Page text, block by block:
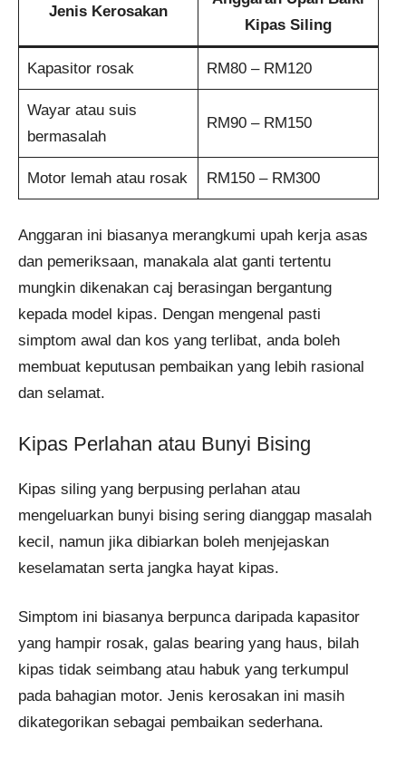
Jenis Kerosakan
Kipas Siling
Kapasitor rosak RM80 – RM120
Wayar atau suis
bermasalah
RM90 – RM150
Motor lemah atau rosak RM150 – RM300
Anggaran ini biasanya merangkumi upah kerja asas
dan pemeriksaan, manakala alat ganti tertentu
mungkin dikenakan caj berasingan bergantung
kepada model kipas. Dengan mengenal pasti
simptom awal dan kos yang terlibat, anda boleh
membuat keputusan pembaikan yang lebih rasional
dan selamat.
Kipas Perlahan atau Bunyi Bising
Kipas siling yang berpusing perlahan atau
mengeluarkan bunyi bising sering dianggap masalah
kecil, namun jika dibiarkan boleh menjejaskan
keselamatan serta jangka hayat kipas.
Simptom ini biasanya berpunca daripada kapasitor
yang hampir rosak, galas bearing yang haus, bilah
kipas tidak seimbang atau habuk yang terkumpul
pada bahagian motor. Jenis kerosakan ini masih
dikategorikan sebagai pembaikan sederhana.